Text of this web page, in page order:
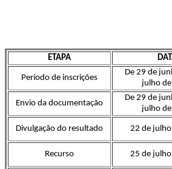
ETAPA
Período de inscrições
De 29 de
julho
Envio da documentação
De 29 de
julho
Divulgação do resultado 22 de
Recurso 25 de